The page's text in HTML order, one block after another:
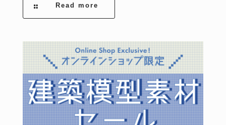
Read more